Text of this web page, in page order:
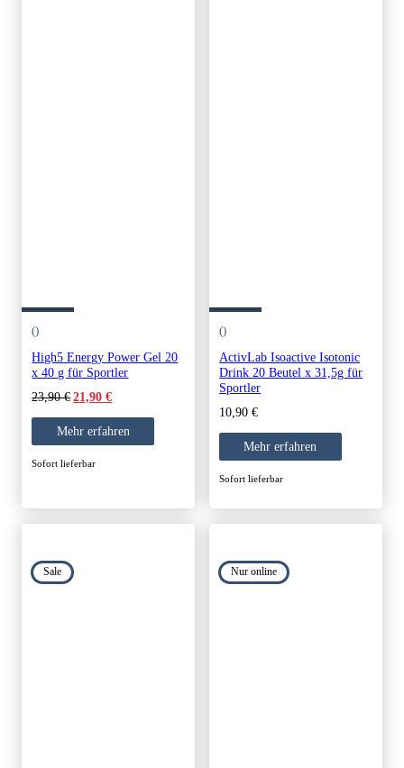
()
High5 Energy Power Gel 20
x 40 g für Sportler
23,90€Original
was:
23,90 €.
21,90€Current
is:
21,90 €.
Mehr erfahren
Sofort lieferbar
()
ActivLab Isoactive Isotonic
Drink 20 Beutel x 31,5g für
Sportler
10,90€
Mehr erfahren
Sofort lieferbar
Sale Nur online